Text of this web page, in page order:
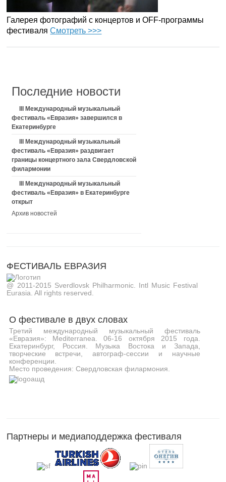
Галерея фотографий с концертов и OFF-программы
фестиваляСмотреть >>>
Последние новости
III Международный музыкальный
фестиваль «Евразия» завершился в
Екатеринбурге
III Международный музыкальный
фестиваль «Евразия» раздвигает
границы концертного зала Свердловской
филармонии
III Международный музыкальный
фестиваль «Евразия» в Екатеринбурге
открыт
Архив новостей
ФЕСТИВАЛЬ ЕВРАЗИЯ
@ 2011-2015 Sverdlovsk Philharmonic. Intl Music Festival
Eurasia. All rights reserved.
О фестивале в двух словах
Третий международный музыкальный фестиваль
«Евразия»: Mediterranea. 06-16 октября 2015 года.
Екатеринбург, Россия. Музыка Востока и Запада,
творческие встречи, автограф-сессии и научные
конференции.
Место проведения: Свердловская филармония.
Партнеры и медиаподдержка фестиваля